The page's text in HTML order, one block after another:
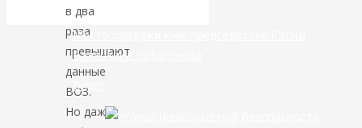
в два
раза
превышают
данные
ВОЗ.
Но даже
Место продажи книг председателя РЭОШ
Валентина Катасонова
Видео